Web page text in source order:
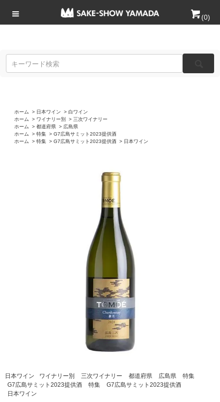
(0)
ホーム > 日本ワイン > 白ワイン
ホーム
> ワイナリー別 > 三次ワイナリー
ホーム
> 都道府県 > 広島県
ホーム
> 特集 > G7広島サミット2023提供酒
ホーム
> 特集 > G7広島サミット2023提供酒 > 日本ワイン
日本ワイン ワイナリー別 三次ワイナリー 都道府県 広島県
特集
G7広島サミット2023提供酒
特集
G7広島サミット2023提供酒
日本ワイン